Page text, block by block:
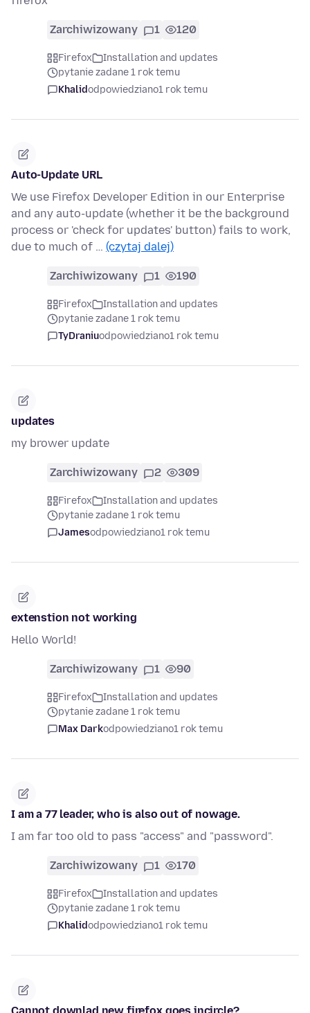
Zarchiwizowany 1 120
Firefox
Installation and updates
pytanie zadane 1 rok temu
Khalidodpowiedziano1 rok temu
Auto-Update URL
We use Firefox Developer Edition in our Enterprise
and any auto-update (whether it be the background
process or 'check for updates' button) fails to work,
due to much of … (czytaj dalej)
Zarchiwizowany 1 190
Firefox
Installation and updates
pytanie zadane 1 rok temu
TyDraniuodpowiedziano1 rok temu
updates
my brower update
Zarchiwizowany 2 309
Firefox
Installation and updates
pytanie zadane 1 rok temu
Jamesodpowiedziano1 rok temu
extenstion not working
Hello World!
Zarchiwizowany 1 90
Firefox
Installation and updates
pytanie zadane 1 rok temu
Max Darkodpowiedziano1 rok temu
I am a 77 leader, who is also out of nowage.
I am far too old to pass "access" and "password".
Zarchiwizowany 1 170
Firefox
Installation and updates
pytanie zadane 1 rok temu
Khalidodpowiedziano1 rok temu